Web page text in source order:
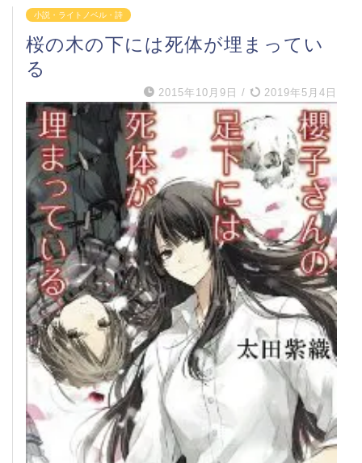
小説・ライトノベル・詩
桜の木の下には死体が埋まってい
る
2015年10月9日 / 2019年5月4日